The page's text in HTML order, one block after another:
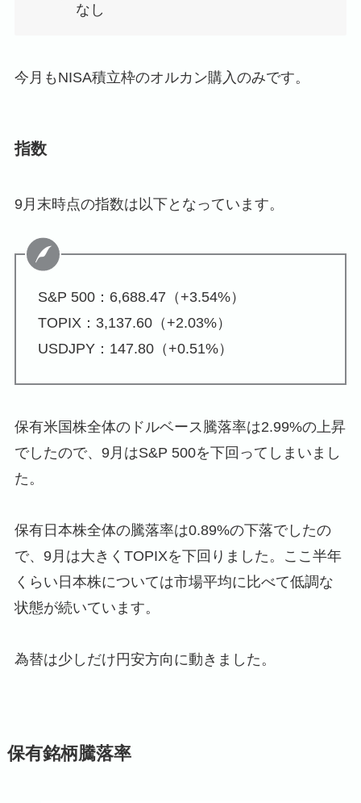
なし
今月もNISA積立枠のオルカン購入のみです。
指数
9月末時点の指数は以下となっています。
S&P 500：6,688.47（+3.54%）
TOPIX：3,137.60（+2.03%）
USDJPY：147.80（+0.51%）
保有米国株全体のドルベース騰落率は2.99%の上昇
でしたので、9月はS&P 500を下回ってしまいまし
た。
保有日本株全体の騰落率は0.89%の下落でしたの
で、9月は大きくTOPIXを下回りました。ここ半年
くらい日本株については市場平均に比べて低調な
状態が続いています。
為替は少しだけ円安方向に動きました。
保有銘柄騰落率